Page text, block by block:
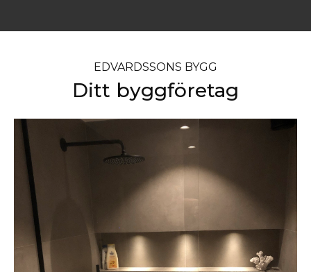
EDVARDSSONS BYGG
Ditt byggföretag